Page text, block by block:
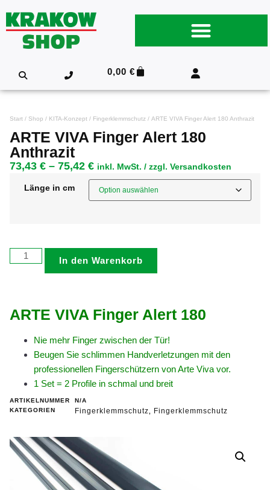
0,00€
Start / Shop / KITA-Konzept / Fingerklemmschutz / ARTE VIVA Finger Alert 180 Anthrazit
ARTE VIVA Finger Alert 180
Anthrazit
73,43 € – 75,42 € inkl. MwSt. / zzgl. Versandkosten
Länge in cm
In den Warenkorb
ARTE VIVA Finger Alert 180
Nie mehr Finger zwischen der Tür!
Beugen Sie schlimmen Handverletzungen mit den
professionellen Fingerschützern von Arte Viva vor.
1 Set = 2 Profile in schmal und breit
ARTIKELNUMMER
N/A
KATEGORIEN
Fingerklemmschutz Fingerklemmschutz